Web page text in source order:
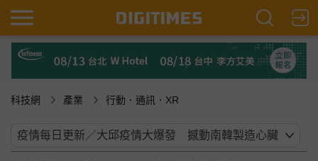
科技網 產業 行動．通訊．XR